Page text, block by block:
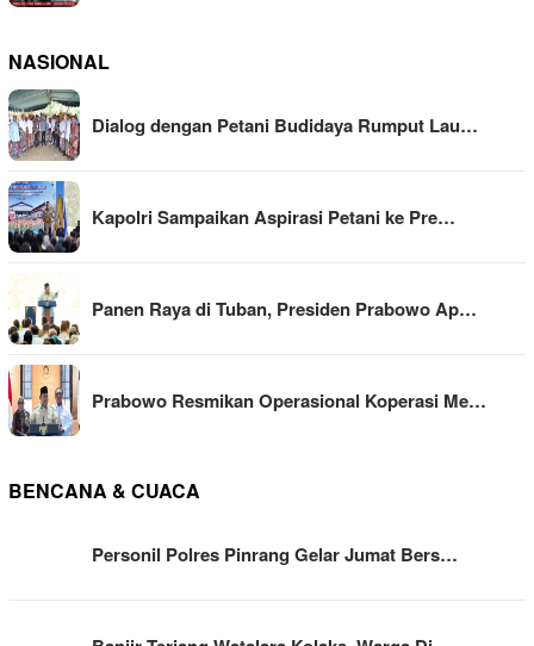
NASIONAL
Dialog dengan Petani Budidaya Rumput Lau…
Kapolri Sampaikan Aspirasi Petani ke Pre…
Panen Raya di Tuban, Presiden Prabowo Ap…
Prabowo Resmikan Operasional Koperasi Me…
BENCANA & CUACA
Personil Polres Pinrang Gelar Jumat Bers…